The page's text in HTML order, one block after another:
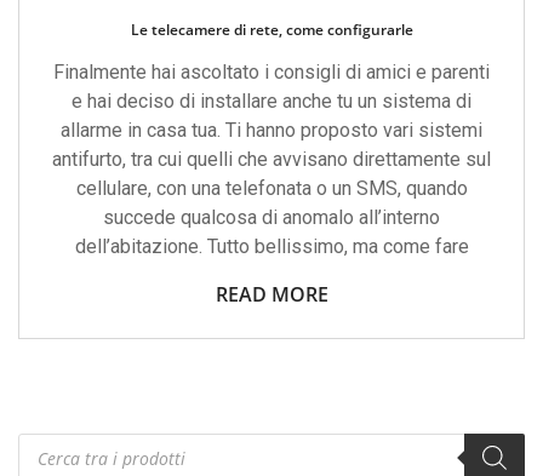
Le telecamere di rete, come configurarle
Finalmente hai ascoltato i consigli di amici e parenti
e hai deciso di installare anche tu un sistema di
allarme in casa tua. Ti hanno proposto vari sistemi
antifurto, tra cui quelli che avvisano direttamente sul
cellulare, con una telefonata o un SMS, quando
succede qualcosa di anomalo all’interno
dell’abitazione. Tutto bellissimo, ma come fare
READ MORE
Products
search